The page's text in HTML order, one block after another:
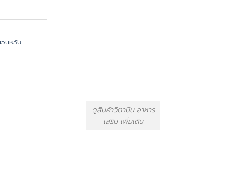
อนหลับ
ดูสินค้าวิตามิน อาหาร
เสริม เพิ่มเติม